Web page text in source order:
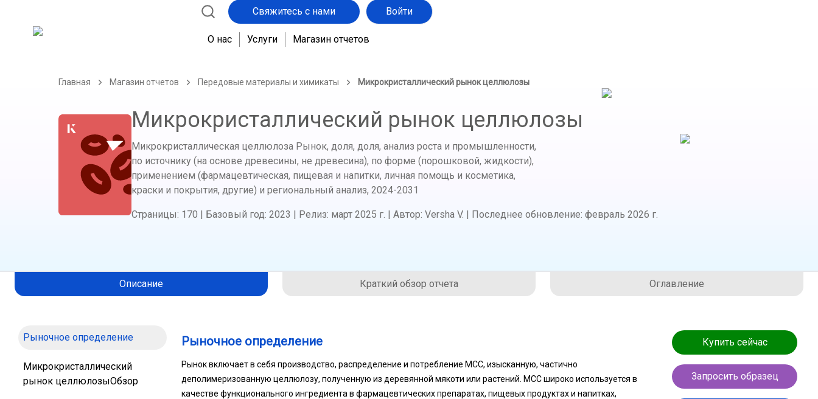
Свяжитесь с нами Войти
О нас Услуги Магазин отчетов
Главная Магазин отчетов Передовые материалы и химикаты Микрокристаллический рынок целлюлозы
Микрокристаллический рынок целлюлозы
Микрокристаллическая целлюлоза Рынок, доля, доля, анализ роста и промышленности,
по источнику (на основе древесины, не древесина), по форме (порошковой, жидкости),
применением (фармацевтическая, пищевая и напитки, личная помощь и косметика,
краски и покрытия, другие) и региональный анализ, 2024-2031
Страницы: 170 | Базовый год: 2023 | Релиз: март 2025 г. | Автор: Versha V. | Последнее обновление: февраль 2026 г.
Описание Краткий обзор отчета Оглавление
Рыночное определение
Микрокристаллический
рынок целлюлозыОбзор
Рыночное определение
Рынок включает в себя производство, распределение и потребление MCC, изысканную, частично
деполимеризованную целлюлозу, полученную из деревянной мякоти или растений. MCC широко используется в
качестве функционального ингредиента в фармацевтических препаратах, пищевых продуктах и ​​напитках,
Купить сейчас
Запросить образец